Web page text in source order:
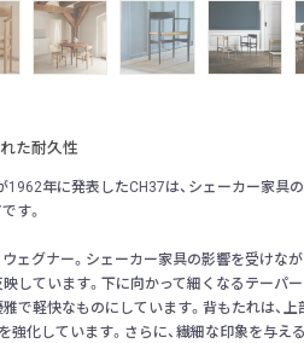
た耐久性
1962年に発表したCH37は、シェーカー家具
す。
ェグナー。シェーカー家具の影響を受けな
しています。下に向かって細くなるテーパ
で軽快なものにしています。背もたれは、
強化しています。さらに、繊細な印象を与え